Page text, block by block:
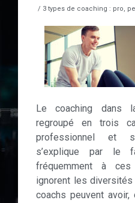
/ 3 types de coaching : pro,
Le coaching dans
regroupé en trois
professionnel et
s’explique par le
fréquemment à ces
ignorent les
coachs peuvent